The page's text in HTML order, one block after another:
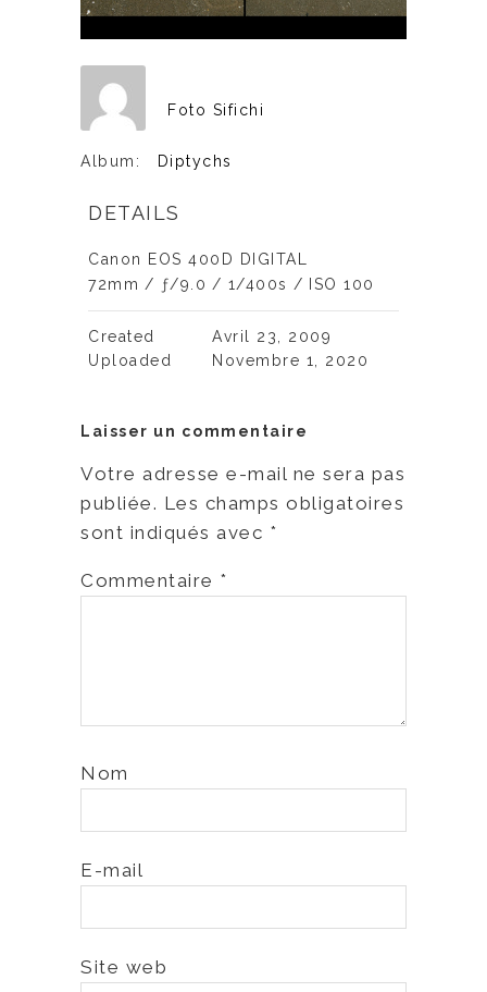
Foto Sifichi
Album: Diptychs
DETAILS
Canon EOS 400D DIGITAL
72mm / ƒ/9.0 / 1/400s / ISO 100
Created
Avril 23, 2009
Uploaded
Novembre 1, 2020
Laisser un commentaire
Votre adresse e-mail ne sera pas
publiée. Les champs obligatoires
sont indiqués avec *
Commentaire *
Nom
E-mail
Site web